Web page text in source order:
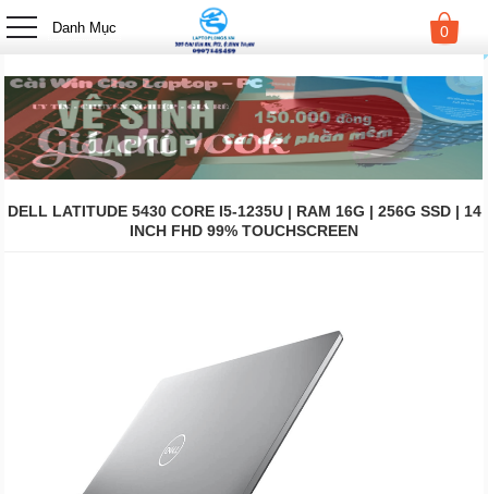
Danh Mục 0
DELL LATITUDE 5430 CORE I5-1235U | RAM 16G | 256G SSD | 14
INCH FHD 99% TOUCHSCREEN